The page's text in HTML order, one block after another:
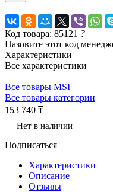
Код товара: 85121 ?
Назовите этот код
Характеристики
Все характеристики
Все товары MSI
Все товары категории
153 740 ₸
Нет в наличии
Подписаться
Характеристики
Описание
Отзывы